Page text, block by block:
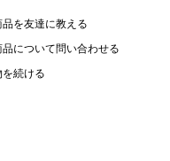
品を友達に教える
品について問い合わせる
を続ける